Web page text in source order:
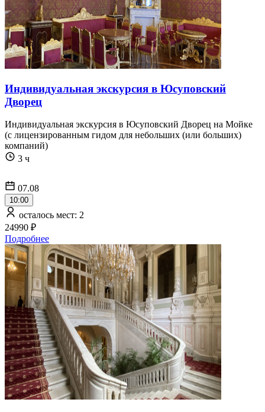
Индивидуальная экскурсия в Юсуповский
Дворец
Индивидуальная экскурсия в Юсуповский Дворец на Мойке
(с лицензированным гидом для небольших (или больших)
компаний)
3 ч
07.08
10:00
осталось мест: 2
24990 ₽
Подробнее